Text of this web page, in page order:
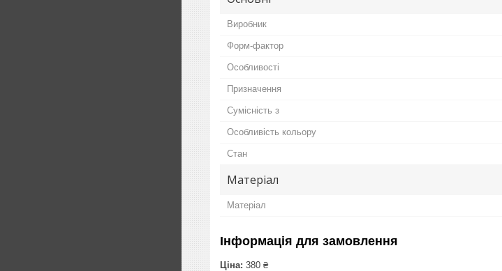
Виробник
Форм-фактор
Особливості
Призначення
Сумісність з
Особливість кольору
Стан
Матеріал
Матеріал
Інформація для замовлення
Ціна: 380 ₴